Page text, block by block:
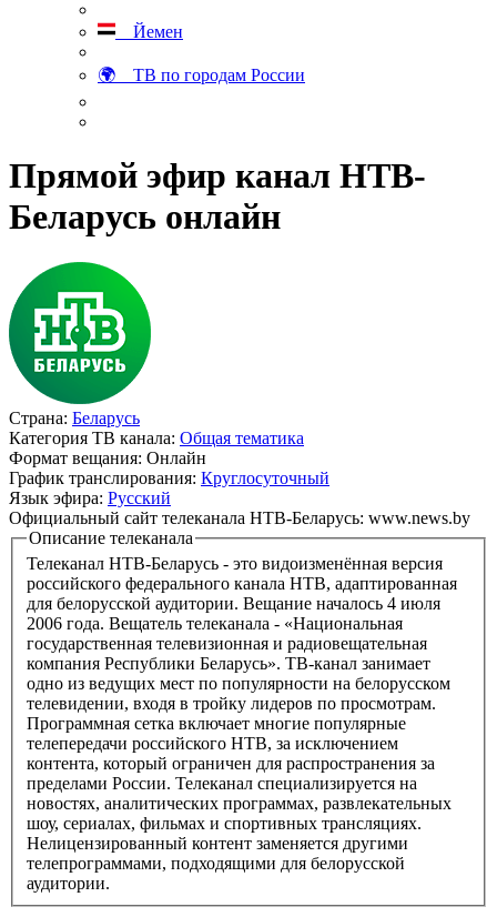
Йемен
🌍 ТВ по городам России
Прямой эфир канал НТВ-
Беларусь онлайн
Страна: Беларусь
Категория ТВ канала: Общая тематика
Формат вещания: Онлайн
График транслирования: Круглосуточный
Язык эфира: Русский
Официальный сайт телеканала НТВ-Беларусь: www.news.by
Описание телеканала
Телеканал НТВ-Беларусь - это видоизменённая версия
российского федерального канала НТВ, адаптированная
для белорусской аудитории. Вещание началось 4 июля
2006 года. Вещатель телеканала - «Национальная
государственная телевизионная и радиовещательная
компания Республики Беларусь». ТВ-канал занимает
одно из ведущих мест по популярности на белорусском
телевидении, входя в тройку лидеров по просмотрам.
Программная сетка включает многие популярные
телепередачи российского НТВ, за исключением
контента, который ограничен для распространения за
пределами России. Телеканал специализируется на
новостях, аналитических программах, развлекательных
шоу, сериалах, фильмах и спортивных трансляциях.
Нелицензированный контент заменяется другими
телепрограммами, подходящими для белорусской
аудитории.